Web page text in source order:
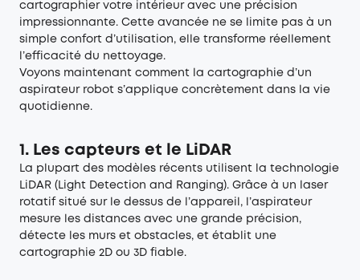
cartographier votre intérieur avec une précision
impressionnante. Cette avancée ne se limite pas à un
simple confort d’utilisation, elle transforme réellement
l’efficacité du nettoyage.
Voyons maintenant comment la cartographie d’un
aspirateur robot s’applique concrètement dans la vie
quotidienne.
1. Les capteurs et le LiDAR
La plupart des modèles récents utilisent la technologie
LiDAR (Light Detection and Ranging). Grâce à un laser
rotatif situé sur le dessus de l’appareil, l’aspirateur
mesure les distances avec une grande précision,
détecte les murs et obstacles, et établit une
cartographie 2D ou 3D fiable.